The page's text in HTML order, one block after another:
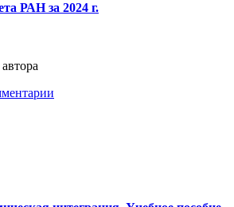
РАН за 2024 г.